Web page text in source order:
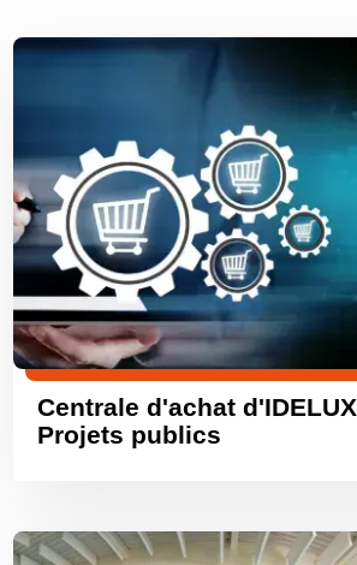
Centrale d'achat d'IDELUX
Projets publics